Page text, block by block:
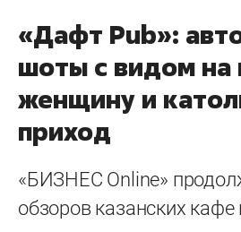
«Дафт Pub»:
шоты с видом на
женщину и
приход
«БИЗНЕС Online»
обзоров казанских кафе